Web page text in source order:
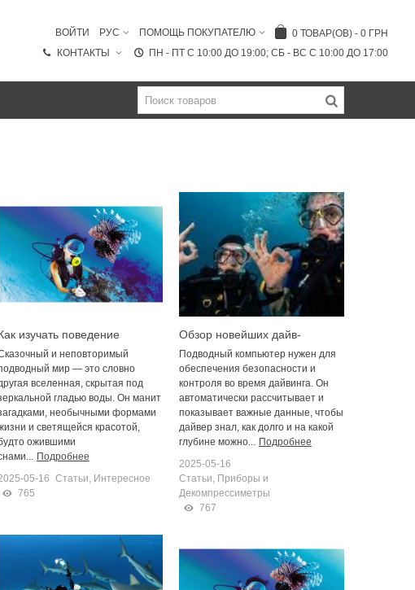
0 ТОВАР(ОВ) - 0 ГРН
ПОМОЩЬ ПОКУПАТЕЛЮ
РУС
ВОЙТИ
ПН - ПТ C 10:00 ДО 19:00; СБ - ВС С 10:00 ДО 17:00
КОНТАКТЫ
изучать поведение
обитателей
и неповторимый
мир — это словно
вселенная, скрытая под
гладью воды. Он манит
необычными формами
и светящейся красотой,
ожившими
Подробнее
05-16 Статьи Интересное
765
Обзор новейших дайв-
компьютеров для профи
Подводный компьютер нужен для
обеспечения безопасности и
контроля во время дайвинга. Он
автоматически рассчитывает и
показывает важные данные, чтобы
дайвер знал, как долго и на какой
глубине можно...
Подробнее
2025-05-16
Статьи Приборы и
Декомпрессиметры
767